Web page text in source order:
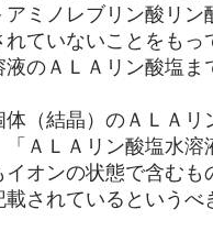
アミノレブリン酸リ
ていないことをも
のＡＬＡリン酸塩
（結晶）のＡＬＡリ
ＡＬＡリン酸塩水
イオンの状態で含む
されているというべ